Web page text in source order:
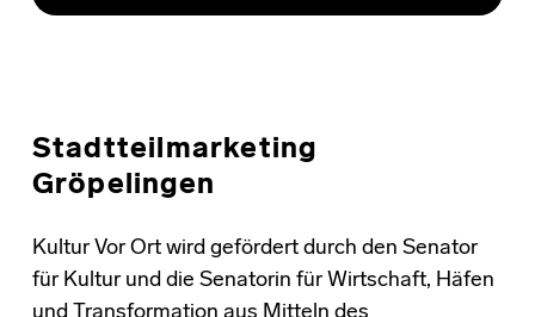
Stadtteilmarketing
Gröpelingen
Kultur Vor Ort wird gefördert durch den Senator
für Kultur und die Senatorin für Wirtschaft, Häfen